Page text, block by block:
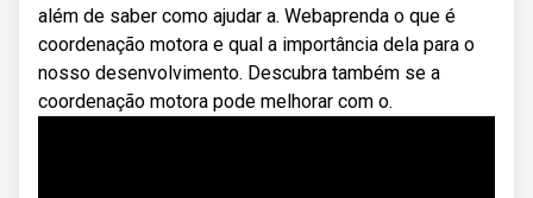
além de saber como ajudar a. Webaprenda o que é
coordenação motora e qual a importância dela para o
nosso desenvolvimento. Descubra também se a
coordenação motora pode melhorar com o.